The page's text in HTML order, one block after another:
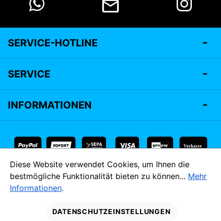
SERVICE-HOTLINE
SERVICE
INFORMATIONEN
Vorkasse
* Alle Preise inkl. gesetzl. Mehrwertsteuer zzgl.
Versandkosten
und ggf. Nachnahmegebühren, wenn nicht anders angegeben.
MADE IM
Diese Website verwendet Cookies, um Ihnen die
bestmögliche Funktionalität bieten zu können... Mehr
Informationen.
DATENSCHUTZEINSTELLUNGEN